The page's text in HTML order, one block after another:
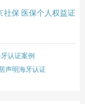
社保 医保个人权益证
认证案例
声明海牙认证